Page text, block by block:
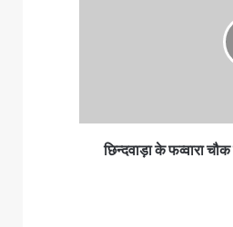
छिन्दवाड़ा के फव्वारा